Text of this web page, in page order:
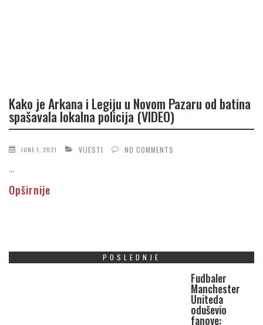
Kako je Arkana i Legiju u Novom Pazaru od batina
spašavala lokalna policija (VIDEO)
JUNE 1, 2021 VIJESTI NO COMMENTS
...
Opširnije
POSLEDNJE
Fudbaler
Manchester
Uniteda
oduševio
fanove: